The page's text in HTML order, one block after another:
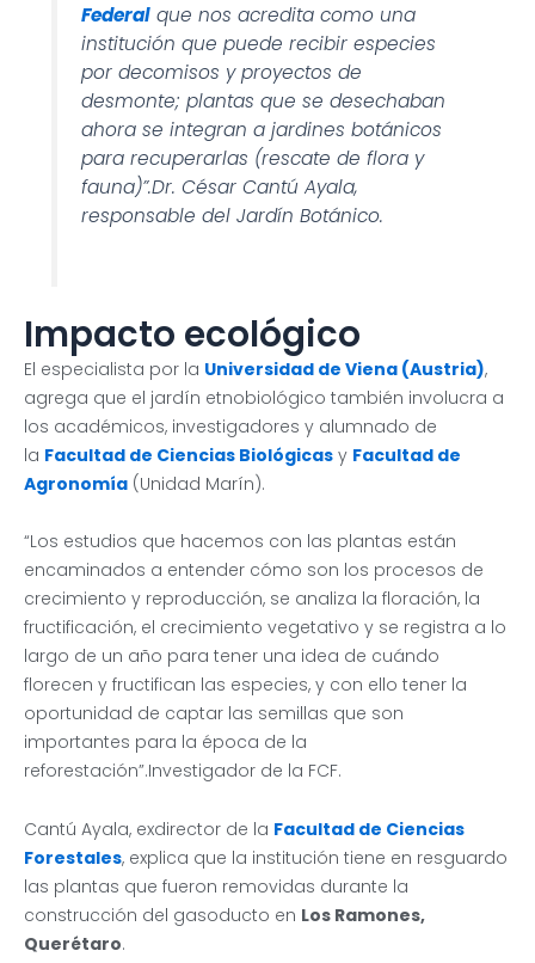
Federal que nos acredita como una
institución que puede recibir especies
por decomisos y proyectos de
desmonte; plantas que se desechaban
ahora se integran a jardines botánicos
para recuperarlas (rescate de flora y
fauna)”.Dr. César Cantú Ayala,
responsable del Jardín Botánico.
Impacto ecológico
El especialista por la Universidad de Viena (Austria),
agrega que el jardín etnobiológico también involucra a
los académicos, investigadores y alumnado de
la Facultad de Ciencias Biológicas y Facultad de
Agronomía (Unidad Marín).
“Los estudios que hacemos con las plantas están
encaminados a entender cómo son los procesos de
crecimiento y reproducción, se analiza la floración, la
fructificación, el crecimiento vegetativo y se registra a lo
largo de un año para tener una idea de cuándo
florecen y fructifican las especies, y con ello tener la
oportunidad de captar las semillas que son
importantes para la época de la
reforestación”.Investigador de la FCF.
Cantú Ayala, exdirector de la Facultad de Ciencias
Forestales, explica que la institución tiene en resguardo
las plantas que fueron removidas durante la
construcción del gasoducto en Los Ramones,
Querétaro.